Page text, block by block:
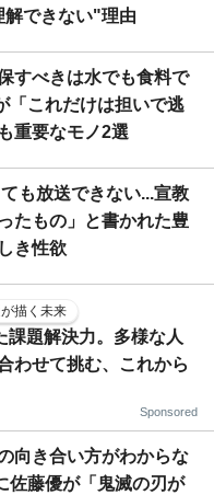
できない"理由
すべきは水でも食料で
「これだけは担いで逃
重要なモノ2選
も放送できない...宣教
たもの」と書かれた豊
き性欲
描く未来
課題解決力。多様な人
わせて挑む、これから
Sponsored
向き合い方がわからな
佐藤優が「鬼滅の刃が